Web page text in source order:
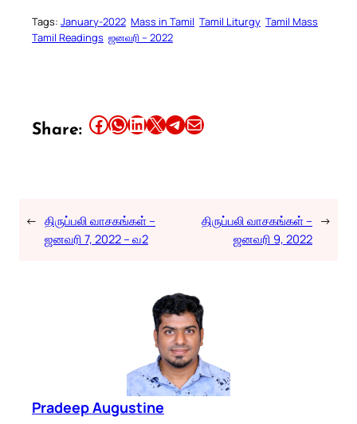
Tags: January-2022 Mass in Tamil Tamil Liturgy Tamil Mass
Tamil Readings ஜனவரி – 2022
Share: Share this article on Facebook Share this article on WhatsApp Share this article on LinkedIn Share this article on X Share this article on TelegramEmail this Article
← திருப்பலி வாசகங்கள் –
ஜனவரி 7, 2022 – வ2
திருப்பலி வாசகங்கள் –
ஜனவரி 9, 2022
→
Pradeep Augustine